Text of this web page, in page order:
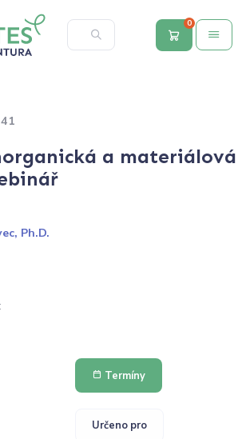
0
a materiálová
Ph.D.
Termíny
Určeno pro